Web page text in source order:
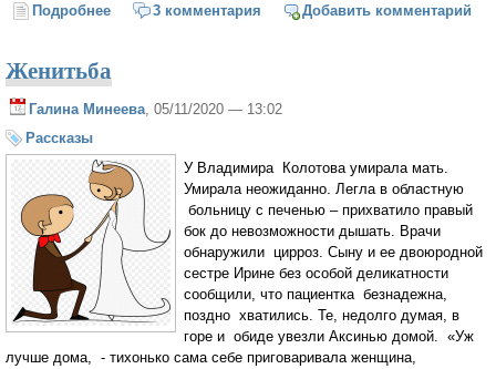
Подробнее о Лицо человека
3 комментария Добавить комментарий
Женитьба
Галина Минеева , 05/11/2020 — 13:02
Рассказы
У Владимира Колотова умирала мать.
Умирала неожиданно. Легла в областную
больницу с печенью – прихватило правый
бок до невозможности дышать. Врачи
обнаружили цирроз. Сыну и ее двоюродной
сестре Ирине без особой деликатности
сообщили, что пациентка безнадежна,
поздно хватились. Те, недолго думая, в
горе и обиде увезли Аксинью домой. «Уж
лучше дома, - тихонько сама себе приговаривала женщина,